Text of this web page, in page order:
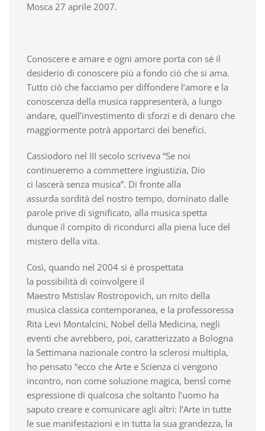
Mosca 27 aprile 2007.
Conoscere e amare e ogni amore porta con sé il
desiderio di conoscere più a fondo ciò che si ama.
Tutto ciò che facciamo per diffondere l’amore e la
conoscenza della musica rappresenterà, a lungo
andare, quell’investimento di sforzi e di denaro che
maggiormente potrà apportarci dei benefici.
Cassiodoro nel III secolo scriveva “Se noi
continueremo a commettere ingiustizia, Dio
ci lascerà senza musica”. Di fronte alla
assurda sordità del nostro tempo, dominato dalle
parole prive di significato, alla musica spetta
dunque il compito di ricondurci alla piena luce del
mistero della vita.
Così, quando nel 2004 si è prospettata
la possibilità di coinvolgere il
Maestro Mstislav Rostropovich, un mito della
musica classica contemporanea, e la professoressa
Rita Levi Montalcini, Nobel della Medicina, negli
eventi che avrebbero, poi, caratterizzato a Bologna
la Settimana nazionale contro la sclerosi multipla,
ho pensato “ecco che Arte e Scienza ci vengono
incontro, non come soluzione magica, bensì̀ come
espressione di qualcosa che soltanto l’uomo ha
saputo creare e comunicare agli altri: l’Arte in tutte
le sue manifestazioni e in tutta la sua grandezza, la